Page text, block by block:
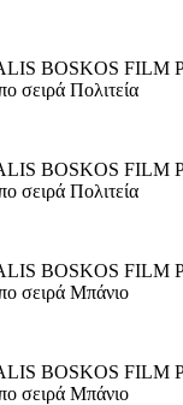
BOSKOS
σειρά Πολιτεία
BOSKOS
σειρά Πολιτεία
BOSKOS
σειρά Μπάνιο
BOSKOS
σειρά Μπάνιο